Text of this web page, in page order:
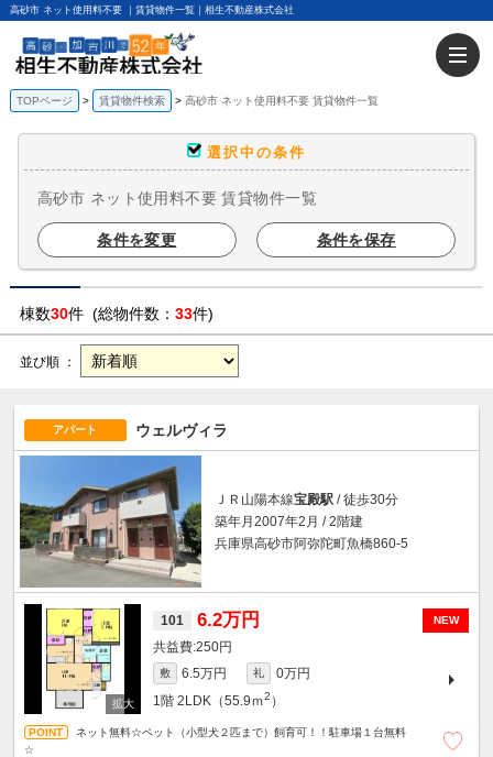
高砂市 ネット使用料不要 ｜賃貸物件一覧｜相生不動産株式会社
TOPページ 賃貸物件検索 高砂市 ネット使用料不要 賃貸物件一覧
選択中の条件
高砂市 ネット使用料不要 賃貸物件一覧
条件を変更 条件を保存
棟数30件 (総物件数： 33件)
並び順 ：
アパート ウェルヴィラ
ＪＲ山陽本線宝殿駅 / 徒歩30分
築年月2007年2月 / 2階建
兵庫県高砂市阿弥陀町魚橋860-5
NEW
101 6.2万円
250円
敷 6.5万円 礼
0万円
1階 2LDK（55.9ｍ2 ）
ネット無料☆ペット（小型犬２匹まで）飼育可！！駐車場１台無料
☆